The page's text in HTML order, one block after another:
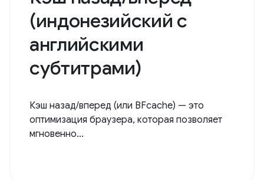
(индонезийский с
английскими
субтитрами)
Кэш назад/вперед (или BFcache) — это
оптимизация браузера, которая позволяет
мгновенно...